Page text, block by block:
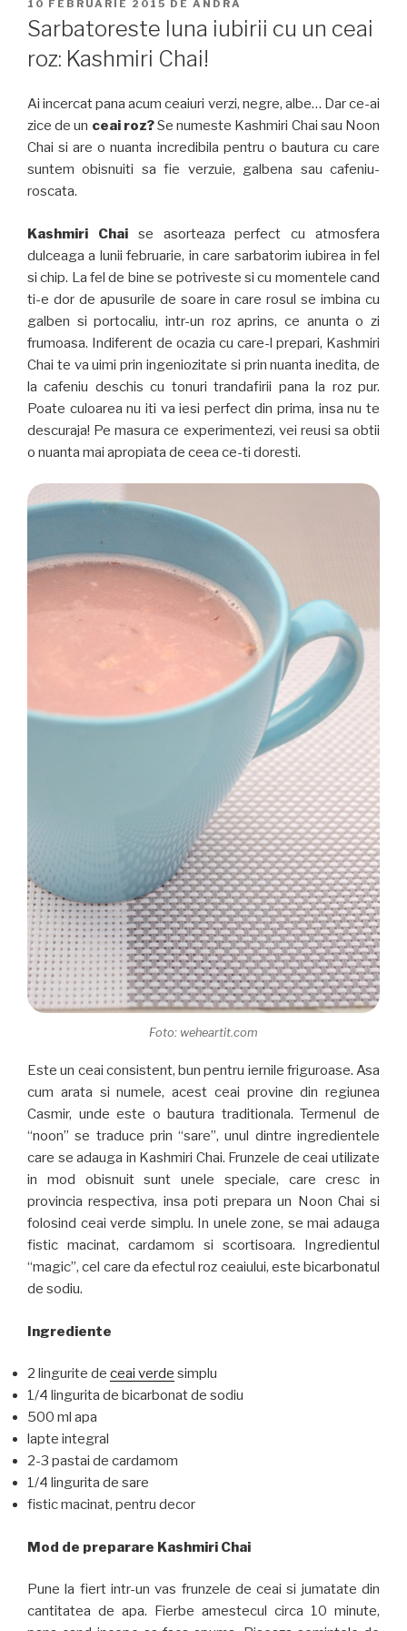
PE
10 FEBRUARIE 2015 DE ANDRA
Sarbatoreste luna iubirii cu un ceai
roz: Kashmiri Chai!
Ai incercat pana acum ceaiuri verzi, negre, albe… Dar ce-ai
zice de un ceai roz?Se numeste Kashmiri Chai sau Noon
Chai si are o nuanta incredibila pentru o bautura cu care
suntem obisnuiti sa fie verzuie, galbena sau cafeniu-
roscata.
Kashmiri Chaise asorteaza perfect cu atmosfera
dulceaga a lunii februarie, in care sarbatorim iubirea in fel
si chip. La fel de bine se potriveste si cu momentele cand
ti-e dor de apusurile de soare in care rosul se imbina cu
galben si portocaliu, intr-un roz aprins, ce anunta o zi
frumoasa. Indiferent de ocazia cu care-l prepari, Kashmiri
Chai te va uimi prin ingeniozitate si prin nuanta inedita, de
la cafeniu deschis cu tonuri trandafirii pana la roz pur.
Poate culoarea nu iti va iesi perfect din prima, insa nu te
descuraja! Pe masura ce experimentezi, vei reusi sa obtii
o nuanta mai apropiata de ceea ce-ti doresti.
Foto: weheartit.com
Este un ceai consistent, bun pentru iernile friguroase. Asa
cum arata si numele, acest ceai provine din regiunea
Casmir, unde este o bautura traditionala. Termenul de
“noon” se traduce prin “sare”, unul dintre ingredientele
care se adauga in Kashmiri Chai. Frunzele de ceai utilizate
in mod obisnuit sunt unele speciale, care cresc in
provincia respectiva, insa poti prepara un Noon Chai si
folosind ceai verde simplu. In unele zone, se mai adauga
fistic macinat, cardamom si scortisoara. Ingredientul
“magic”, cel care da efectul roz ceaiului, este bicarbonatul
de sodiu.
Ingrediente
2 lingurite de ceai verde simplu
1/4 lingurita de bicarbonat de sodiu
500 ml apa
lapte integral
2-3 pastai de cardamom
1/4 lingurita de sare
fistic macinat, pentru decor
Mod de preparare Kashmiri Chai
Pune la fiert intr-un vas frunzele de ceai si jumatate din
cantitatea de apa. Fierbe amestecul circa 10 minute,